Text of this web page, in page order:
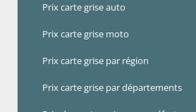
Prix carte grise auto
Prix carte grise moto
Prix carte grise par région
Prix carte grise par départements